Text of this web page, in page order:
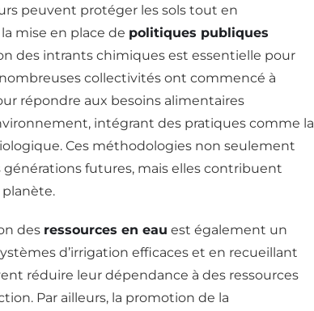
peuvent protéger les sols tout en
mise en place de politiques publiques
des intrants chimiques est essentielle pour
collectivités ont commencé à
répondre aux besoins alimentaires
intégrant des pratiques comme la
Ces méthodologies non seulement
futures, mais elles contribuent
des ressources en eau est également un
d’irrigation efficaces et en recueillant
réduire leur dépendance à des ressources
Par ailleurs, la promotion de la